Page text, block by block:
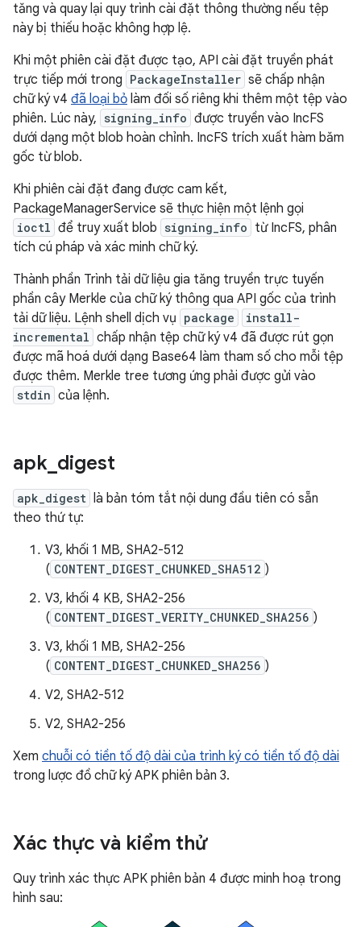
tăng và quay lại quy trình cài đặt thông thường nếu tệp
này bị thiếu hoặc không hợp lệ.
Khi một phiên cài đặt được tạo, API cài đặt truyền phát
trực tiếp mới trong PackageInstaller sẽ chấp nhận
chữ ký v4 đã loại bỏ làm đối số riêng khi thêm một tệp vào
phiên. Lúc này, signing_info được truyền vào IncFS
dưới dạng một blob hoàn chỉnh. IncFS trích xuất hàm băm
gốc từ blob.
Khi phiên cài đặt đang được cam kết,
PackageManagerService sẽ thực hiện một lệnh gọi
ioctl để truy xuất blob signing_info từ IncFS, phân
tích cú pháp và xác minh chữ ký.
Thành phần Trình tải dữ liệu gia tăng truyền trực tuyến
phần cây Merkle của chữ ký thông qua API gốc của trình
tải dữ liệu. Lệnh shell dịch vụ package
install-
incremental chấp nhận tệp chữ ký v4 đã được rút gọn
được mã hoá dưới dạng Base64 làm tham số cho mỗi tệp
được thêm. Merkle tree tương ứng phải được gửi vào
stdin của lệnh.
apk digest
apk_digest là bản tóm tắt nội dung đầu tiên có sẵn
theo thứ tự:
V3, khối 1 MB, SHA2-512
( CONTENT_DIGEST_CHUNKED_SHA512 )
V3, khối 4 KB, SHA2-256
( CONTENT_DIGEST_VERITY_CHUNKED_SHA256 )
V3, khối 1 MB, SHA2-256
( CONTENT_DIGEST_CHUNKED_SHA256 )
V2, SHA2-512
V2, SHA2-256
Xem chuỗi có tiền tố độ dài của trình ký có tiền tố độ dài
trong lược đồ chữ ký APK phiên bản 3.
Xác thực và kiểm thử
Quy trình xác thực APK phiên bản 4 được minh hoạ trong
hình sau: